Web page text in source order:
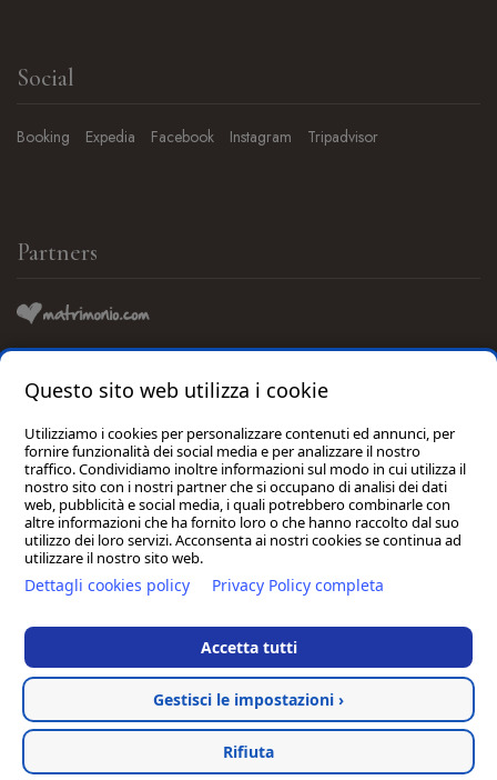
Social
Booking Expedia Facebook Instagram Tripadvisor
Partners
Consigliato da:
Antico Uliveto S.a.s. di Cimini Michela | P.I./C.F./C.C.I.A.A. 01956360430 | Reg.
Imp. MC – 195734 | CIN: IT043043B5J3U6XZLK | Cap. Soc. € 10.000,00 I.v. |
Emailinfo@anticouliveto.com| Pecanticoulivetosrl@pec.it| Sede: Via Palazzo
Rosso 1, 62018, Potenza Picena (MC) | Tel.
Cookie Policy|Termini e Condizioni di vendita
Condizioni prenotazioni camere| Hosted & created by Clion
Ristorante
Wellness
Hotel
Questo sito web utilizza i cookie
Utilizziamo i cookies per personalizzare contenuti ed annunci, per
fornire funzionalità dei social media e per analizzare il nostro
traffico. Condividiamo inoltre informazioni sul modo in cui utilizza il
nostro sito con i nostri partner che si occupano di analisi dei dati
web, pubblicità e social media, i quali potrebbero combinarle con
altre informazioni che ha fornito loro o che hanno raccolto dal suo
utilizzo dei loro servizi. Acconsenta ai nostri cookies se continua ad
utilizzare il nostro sito web.
Dettagli cookies policy Privacy Policy completa
Accetta tutti
Gestisci le impostazioni ›
Rifiuta